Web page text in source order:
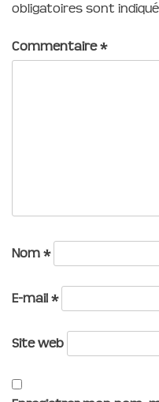
obligatoires sont
Commentaire*
Nom *
E-mail *
Site web